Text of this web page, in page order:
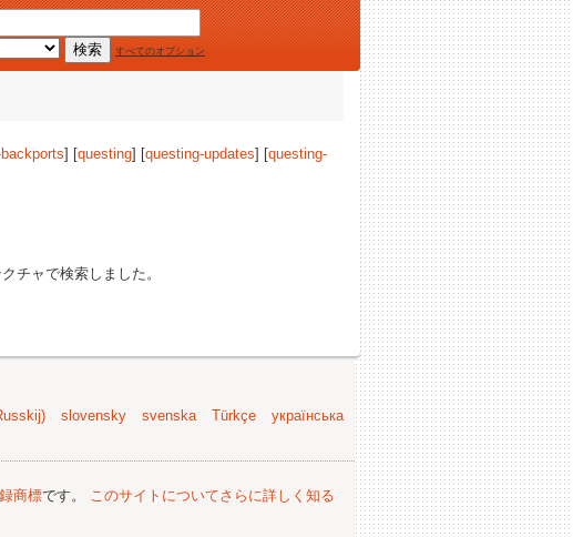
すべてのオプション
] [questing] [questing-updates] [questing-
チャで検索しました。
slovensky svenska Türkçe
українська
商標です。 このサイトについてさらに詳しく知る